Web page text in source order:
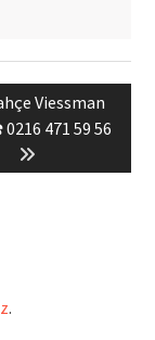
Viessman
471 59 56
.